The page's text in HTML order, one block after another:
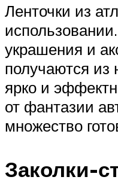
Ленточки из
украшения и
получаются из
ярко и
от фантазии
множество
Заколки-